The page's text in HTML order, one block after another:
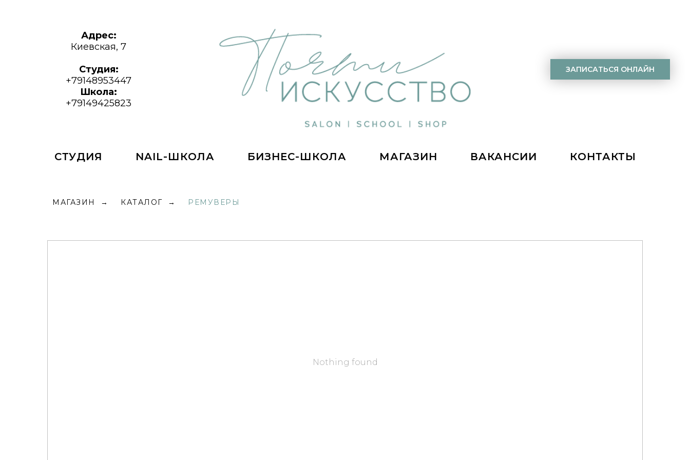
Адрес:
Киевская, 7
Студия:
+79148953447
Школа:
+79149425823
ЗАПИСАТЬСЯ ОНЛАЙН
СТУДИЯ NAIL-ШКОЛА БИЗНЕС-ШКОЛА МАГАЗИН ВАКАНСИИ КОНТАКТЫ
МАГАЗИН → КАТАЛОГ → РЕМУВЕРЫ
Nothing found